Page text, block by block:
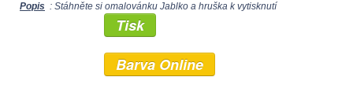
Popis : Stáhněte si omalovánku Jablko a hruška k vytisknutí
Tisk
Barva Online